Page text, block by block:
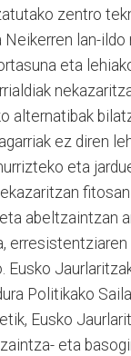
zentro
Neikerren lan-ildo
eta
alternatibak
ez diren
eta
abeltzaintzan
erresistentziaren
Eusko
Politikako
Eusko
eta